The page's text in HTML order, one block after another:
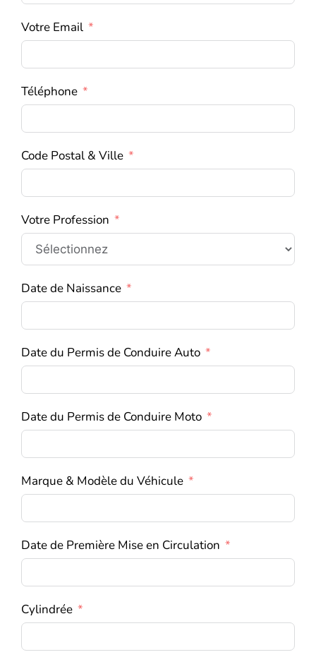
Votre Email
Téléphone
Code Postal & Ville
Votre Profession
Date de Naissance
Date du Permis de Conduire Auto
Date du Permis de Conduire Moto
Marque & Modèle du Véhicule
Date de Première Mise en Circulation
Cylindrée